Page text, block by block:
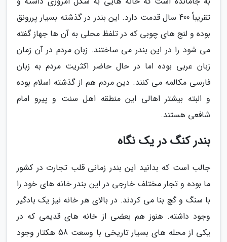
تقریباً 400 سال قدمت دارد. این بندر در گذشته بسیار پررونق
بوده و لنج های چوبی که در تلفظ محلی به آن ها جهاز گفته
می شود را در این بندر می ساختند. زبان مردم در آن زمان
زبان عربی بوده اما در حال حاضر اکثریت مردم به زبان
فارسی مکالمه می کنند. دین مردم هم از گذشته اسلام بوده
و البته بیشتر اهالی این منطقه اهل سنت و پیرو امام
شافعی هستند.
بندر کنگ در یک نگاه
جالب است که بدانید این بندر زمانی قلب تجارت در کشور
ما بوده و تجار مختلف خارجی در این بندر خانه های خود را
با سنگ و گچ بنا می کردند. در بالای هر خانه نیز یک بادگیر
وجود داشته. هنوز هم بعضی از خانه های قدیمی که در
یکی از محله های بسیار تاریخی با وسعت 58 هکتار وجود